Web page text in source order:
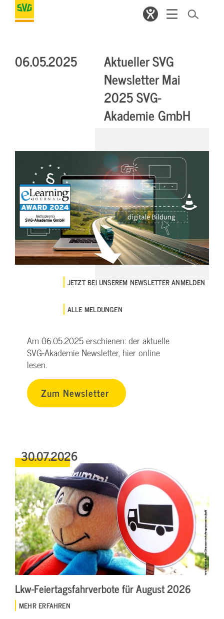
06.05.2025
Aktueller SVG
Newsletter Mai
2025 SVG-
Akademie GmbH
JETZT BEI UNSEREM NEWSLETTER ANMELDEN
ALLE MELDUNGEN
Am 06.05.2025 erschienen: der aktuelle
SVG-Akademie Newsletter, hier online
lesen.
Zum Newsletter
30.07.2026
Lkw-Feiertagsfahrverbote für August 2026
MEHR ERFAHREN